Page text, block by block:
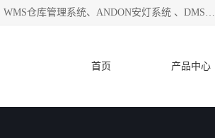
天津迈讯科智能技术有限公司主要从事：MES制造执行系统、锐益生产云工单、WMS仓库管理系统、ANDON安灯系统 、DMS设备管理系统、电气设备健康监测系统、工厂可视化管理、数字化车间；公司是一家专注于企业及制造业信息化、智能化的信息系统集成解决方案提供商的高新技术企业。为企业提供全套的软硬件信息系统集成及安装部署服务。
首页 产品中心